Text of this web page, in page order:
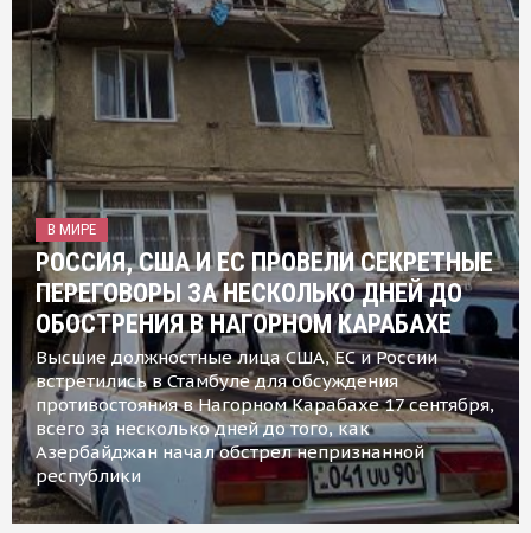
В МИРЕ
РОССИЯ, США И ЕС ПРОВЕЛИ СЕКРЕТНЫЕ
ПЕРЕГОВОРЫ ЗА НЕСКОЛЬКО ДНЕЙ ДО
ОБОСТРЕНИЯ В НАГОРНОМ КАРАБАХЕ
Высшие должностные лица США, ЕС и России
встретились в Стамбуле для обсуждения
противостояния в Нагорном Карабахе 17 сентября,
всего за несколько дней до того, как
Азербайджан начал обстрел непризнанной
республики